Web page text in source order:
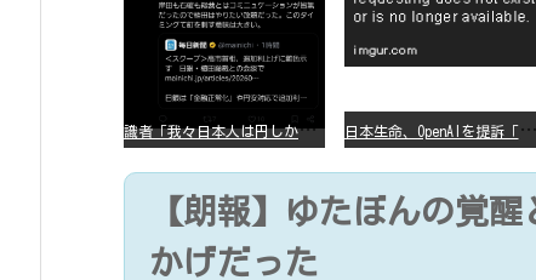
識
者「我々日本人は円しか使っていないので円安になろうが問題ない」 日
本生命、OpenAIを提訴「ChatGPTが非弁行為」
【朗報】ゆたぼんの覚
かげだった